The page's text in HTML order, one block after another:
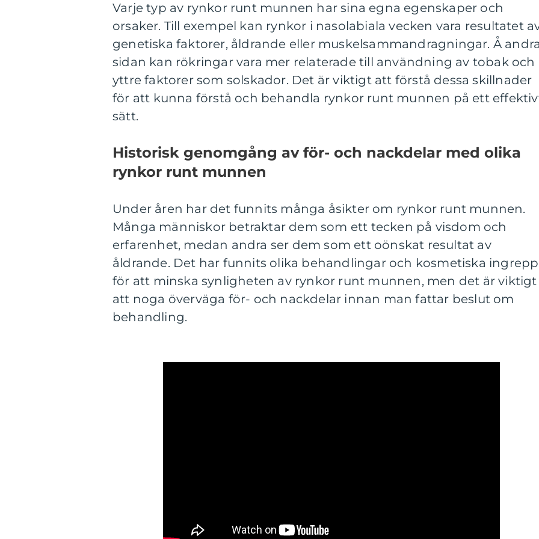
Varje typ av rynkor runt munnen har sina egna egenskaper och
orsaker. Till exempel kan rynkor i nasolabiala vecken vara resultatet
genetiska faktorer, åldrande eller muskelsammandragningar. Å andra
sidan kan rökringar vara mer relaterade till användning av tobak och
yttre faktorer som solskador. Det är viktigt att förstå dessa skillnader
för att kunna förstå och behandla rynkor runt munnen på ett
sätt.
Historisk genomgång av för- och nackdelar med olika
rynkor runt munnen
Under åren har det funnits många åsikter om rynkor runt munnen.
Många människor betraktar dem som ett tecken på visdom och
erfarenhet, medan andra ser dem som ett oönskat resultat av
åldrande. Det har funnits olika behandlingar och kosmetiska ingrepp
för att minska synligheten av rynkor runt munnen, men det är viktigt
att noga överväga för- och nackdelar innan man fattar beslut om
behandling.